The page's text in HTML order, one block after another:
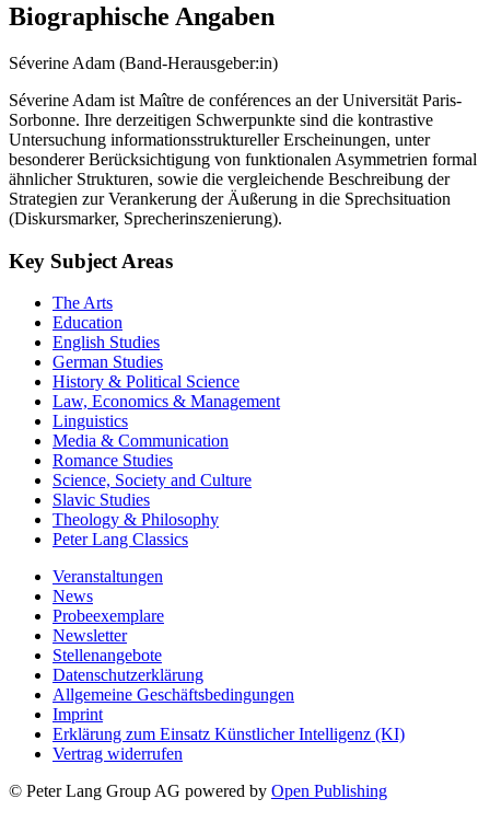
Biographische Angaben
Séverine Adam (Band-Herausgeber:in)
Séverine Adam ist Maître de conférences an der Universität Paris-
Sorbonne. Ihre derzeitigen Schwerpunkte sind die kontrastive
Untersuchung informationsstruktureller Erscheinungen, unter
besonderer Berücksichtigung von funktionalen Asymmetrien formal
ähnlicher Strukturen, sowie die vergleichende Beschreibung der
Strategien zur Verankerung der Äußerung in die Sprechsituation
(Diskursmarker, Sprecherinszenierung).
Key Subject Areas
The Arts
Education
English Studies
German Studies
History & Political Science
Law, Economics & Management
Linguistics
Media & Communication
Romance Studies
Science, Society and Culture
Slavic Studies
Theology & Philosophy
Peter Lang Classics
Veranstaltungen
News
Probeexemplare
Newsletter
Stellenangebote
Datenschutzerklärung
Allgemeine Geschäftsbedingungen
Imprint
Erklärung zum Einsatz Künstlicher Intelligenz (KI)
Vertrag widerrufen
© Peter Lang Group AG powered by Open Publishing